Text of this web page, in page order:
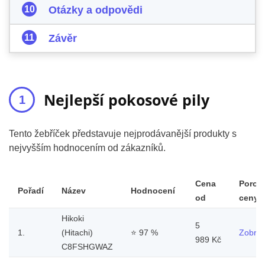
Otázky a odpovědi
Závěr
Nejlepší pokosové pily
Tento žebříček představuje nejprodávanější produkty s
nejvyšším hodnocením od zákazníků.
Pořadí Název Hodnocení
Cena
od
ceny
1.
Hikoki
(Hitachi)
C8FSHGWAZ
⭐ 97 %
5
989 Kč